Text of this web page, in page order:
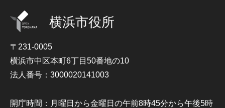
横浜市役所
〒231-0005
横浜市中区本町6丁目50番地の10
法人番号：3000020141003
開庁時間：月曜日から金曜日の午前8時45分から午後5時